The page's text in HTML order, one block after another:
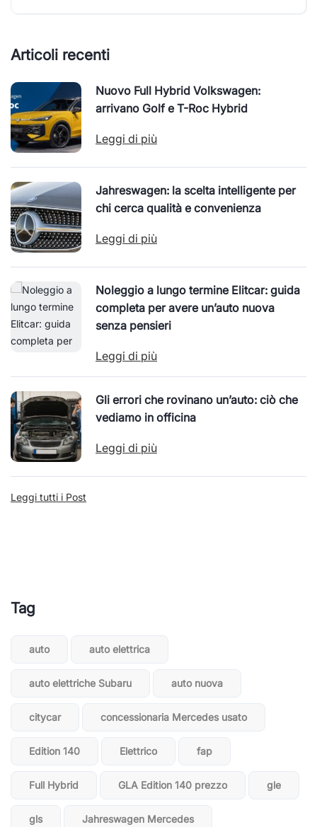
Articoli recenti
Nuovo Full Hybrid Volkswagen:
arrivano Golf e T-Roc Hybrid
Leggi di più
Jahreswagen: la scelta intelligente per
chi cerca qualità e convenienza
Leggi di più
Noleggio a lungo termine Elitcar: guida
completa per avere un’auto nuova
senza pensieri
Leggi di più
Gli errori che rovinano un’auto: ciò che
vediamo in officina
Leggi di più
Leggi tutti i Post
Tag
auto auto elettrica
auto elettriche Subaru auto nuova
citycar concessionaria Mercedes usato
Edition 140 Elettrico fap
Full Hybrid GLA Edition 140 prezzo gle
gls Jahreswagen Mercedes